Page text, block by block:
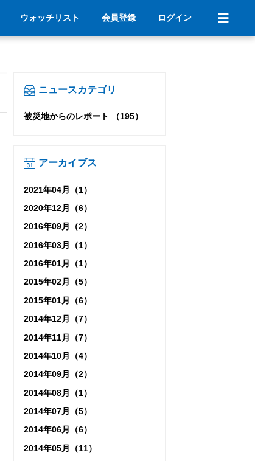
ウォッチリスト 会員登録 ログイン
ニュースカテゴリ
被災地からのレポート （195）
アーカイブス
2021年04月（1）
2020年12月（6）
2016年09月（2）
2016年03月（1）
2016年01月（1）
2015年02月（5）
2015年01月（6）
2014年12月（7）
2014年11月（7）
2014年10月（4）
2014年09月（2）
2014年08月（1）
2014年07月（5）
2014年06月（6）
2014年05月（11）